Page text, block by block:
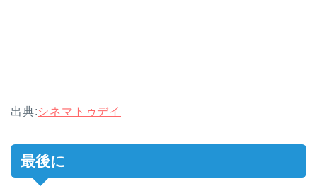
出典:シネマトゥデイ
最後に